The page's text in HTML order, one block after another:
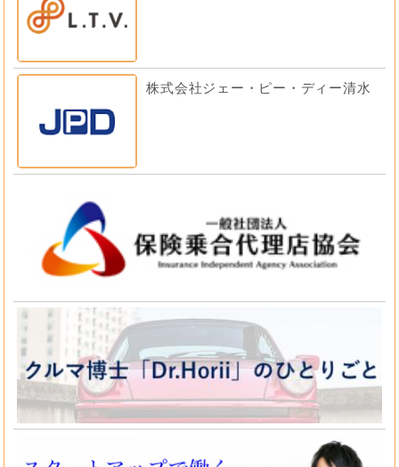
株式会社ジェー・ピー・ディー清水